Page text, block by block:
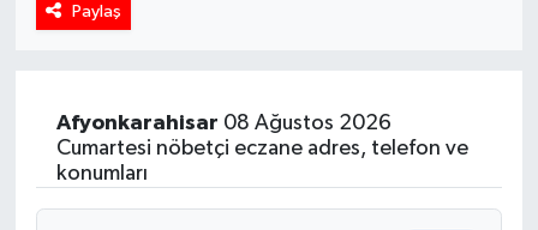
Paylaş
Afyonkarahisar 08 Ağustos 2026
Cumartesi nöbetçi eczane adres, telefon ve
konumları
Güncel